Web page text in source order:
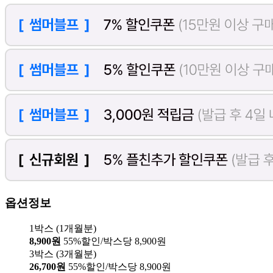
옵션정보
1박스 (1개월분)
8,900원 55%할인/박스당 8,900원
3박스 (3개월분)
26,700원 55%할인/박스당 8,900원